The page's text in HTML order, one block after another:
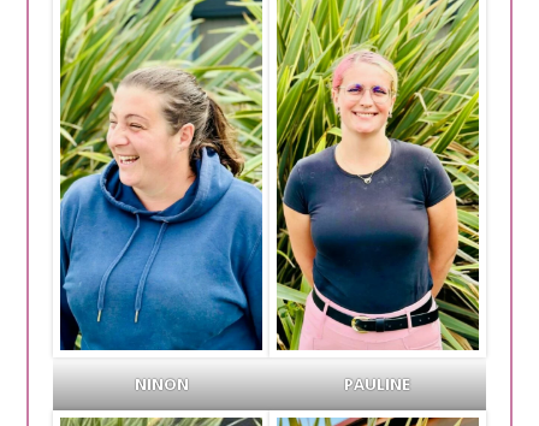
NINON PAULINE